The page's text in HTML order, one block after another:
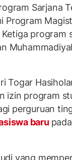
Sarjana
Program
program
Togar
izin program
perguruan
baru
yang